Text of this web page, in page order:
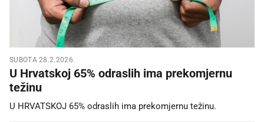
SUBOTA 28.2.2026.
U Hrvatskoj 65% odraslih ima prekomjernu
težinu
U HRVATSKOJ 65% odraslih ima prekomjernu težinu.